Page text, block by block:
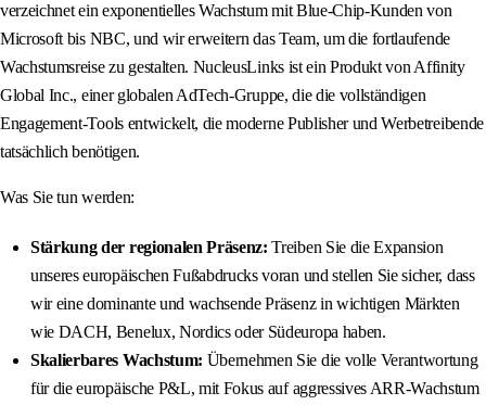
verzeichnet ein exponentielles Wachstum mit Blue-Chip-Kunden von
Microsoft bis NBC, und wir erweitern das Team, um die fortlaufende
Wachstumsreise zu gestalten. NucleusLinks ist ein Produkt von Affinity
Global Inc., einer globalen AdTech-Gruppe, die die vollständigen
Engagement-Tools entwickelt, die moderne Publisher und Werbetreibende
tatsächlich benötigen.
Was Sie tun werden:
Stärkung der regionalen Präsenz: Treiben Sie die Expansion
unseres europäischen Fußabdrucks voran und stellen Sie sicher, dass
wir eine dominante und wachsende Präsenz in wichtigen Märkten
wie DACH, Benelux, Nordics oder Südeuropa haben.
Skalierbares Wachstum: Übernehmen Sie die volle Verantwortung
für die europäische P&L, mit Fokus auf aggressives ARR-Wachstum